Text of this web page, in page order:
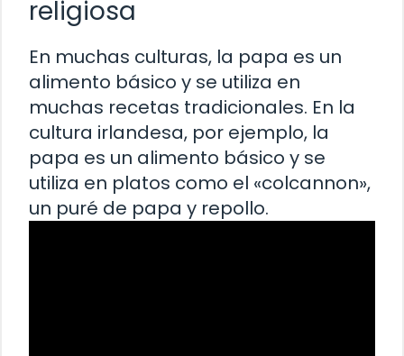
religiosa
En muchas culturas, la papa es un
alimento básico y se utiliza en
muchas recetas tradicionales. En la
cultura irlandesa, por ejemplo, la
papa es un alimento básico y se
utiliza en platos como el «colcannon»,
un puré de papa y repollo.